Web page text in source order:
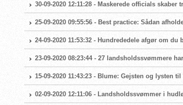
30-09-2020 12:11:28 - Maskerede officials
25-09-2020 09:55:56 - Best practice: Sådan
24-09-2020 11:53:32 - Hundrededele afgør om
23-09-2020 08:23:44 - 27 landsholdssvømmere
15-09-2020 11:43:23 - Blume: Gejsten og lysten
02-09-2020 12:11:06 - Landsholdssvømmer i